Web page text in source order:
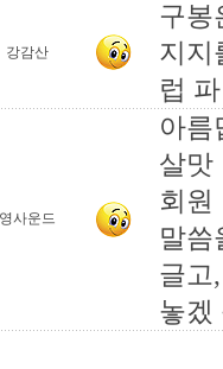
강감산
구
지지
럽
영사운드
아름
살맛
회
말씀
글고
놓겠